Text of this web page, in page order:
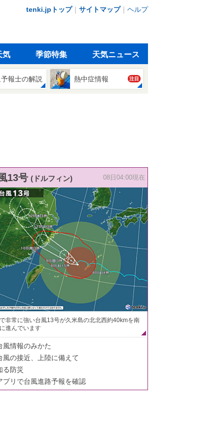
tenki.jpトップ｜ サイトマップ｜ ヘルプ
気 季節特集 天気ニュース
報士の解説 熱中症情報 注目
13号 (ドルフィン) 08日04:00現在
非常に強い台風13号が久米島の北北西約40kmを南
進んでいます
風情報のみかた
風の接近、上陸に備えて
る防災
プリで台風進路予報を確認